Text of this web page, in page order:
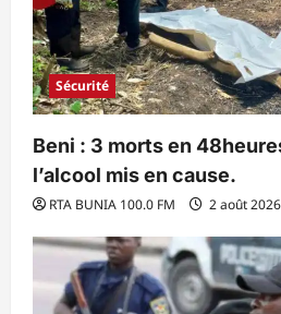
Sécurité
Beni : 3 morts en
l’alcool mis en cause.
RTA BUNIA 100.0 FM 2 août 2026